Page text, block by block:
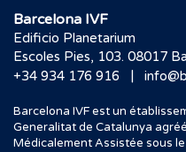
Barcelona IVF
Edificio Planetarium
Escoles Pies, 103. 08017
+34 934 176 916
|
Barcelona IVF est un
Generalitat de Catalunya
Médicalement Assistée sous